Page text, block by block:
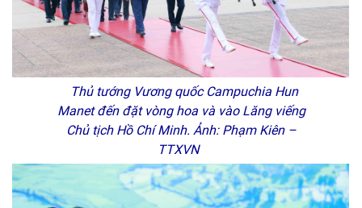
Thủ tướng Vương quốc Campuchia Hun
Manet đến đặt vòng hoa và vào Lăng viếng
Chủ tịch Hồ Chí Minh. Ảnh: Phạm Kiên –
TTXVN